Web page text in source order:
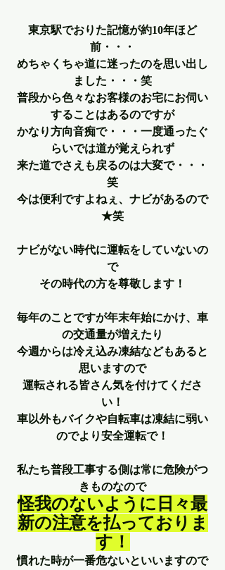
東京駅でおりた記憶が約10年ほど
前・・・
めちゃくちゃ道に迷ったのを思い出し
ました・・・笑
普段から色々なお客様のお宅にお伺い
することはあるのですが
かなり方向音痴で・・・一度通ったぐ
らいでは道が覚えられず
来た道でさえも戻るのは大変で・・・
笑
今は便利ですよねぇ、ナビがあるので
★笑
ナビがない時代に運転をしていないの
で
その時代の方を尊敬します！
毎年のことですが年末年始にかけ、車
の交通量が増えたり
今週からは冷え込み凍結などもあると
思いますので
運転される皆さん気を付けてくださ
い！
車以外もバイクや自転車は凍結に弱い
のでより安全運転で！
私たち普段工事する側は常に危険がつ
きものなので
怪我のないように日々最
新の注意を払っておりま
す！
慣れた時が一番危ないといいますので